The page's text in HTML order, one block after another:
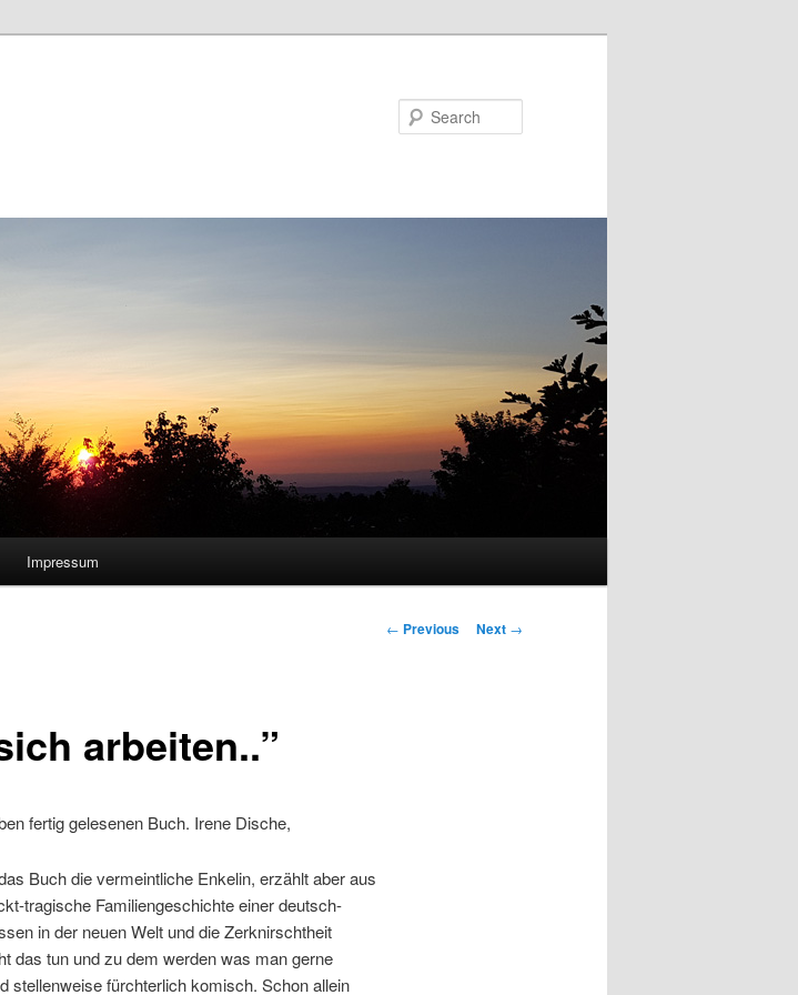
Impressum
Post
← Previous Next →
arbeiten..”
fertig gelesenen Buch. Irene Dische,
Buch die vermeintliche Enkelin, erzählt aber aus
tragische Familiengeschichte einer deutsch-
in der neuen Welt und die Zerknirschtheit
das tun und zu dem werden was man gerne
stellenweise fürchterlich komisch. Schon allein